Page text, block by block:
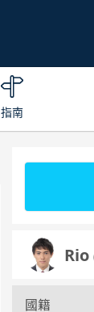
指南
Rio
國籍